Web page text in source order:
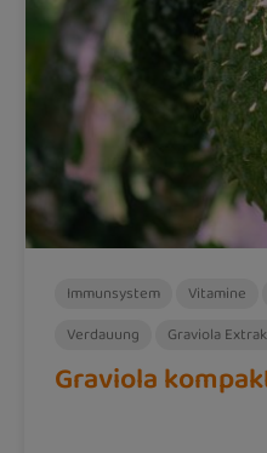
Immunsystem Vitamine
Verdauung
Graviola
Graviola